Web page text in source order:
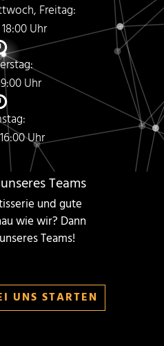
Freitag:
Uhr
Uhr
Uhr
Teams
und gute
wie wir? Dann
Teams!
UNS STARTEN